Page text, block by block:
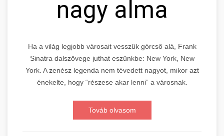
nagy alma
Ha a világ legjobb városait vesszük górcső alá, Frank
Sinatra dalszövege juthat eszünkbe: New York, New
York. A zenész legenda nem tévedett nagyot, mikor azt
énekelte, hogy “részese akar lenni” a városnak.
Továb olvasom